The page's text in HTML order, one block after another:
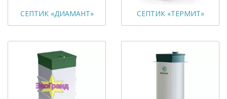
СЕПТИК «ДИАМАНТ» СЕПТИК «ТЕРМИТ»